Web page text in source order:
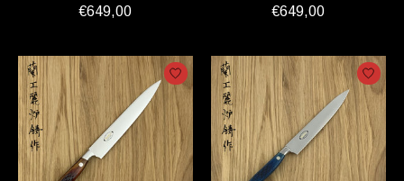
€649,00
€649,00